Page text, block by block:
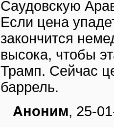
Саудовскую
Если цена
закончится
высока, чтобы
Трамп. Сейчас
баррель.
Аноним, 25-